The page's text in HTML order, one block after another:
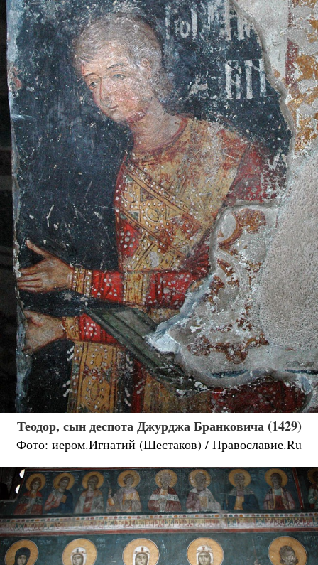
Теодор, сын деспота Джурджа Бранковича (1429)
Фото: иером.Игнатий (Шестаков) / Православие.Ru